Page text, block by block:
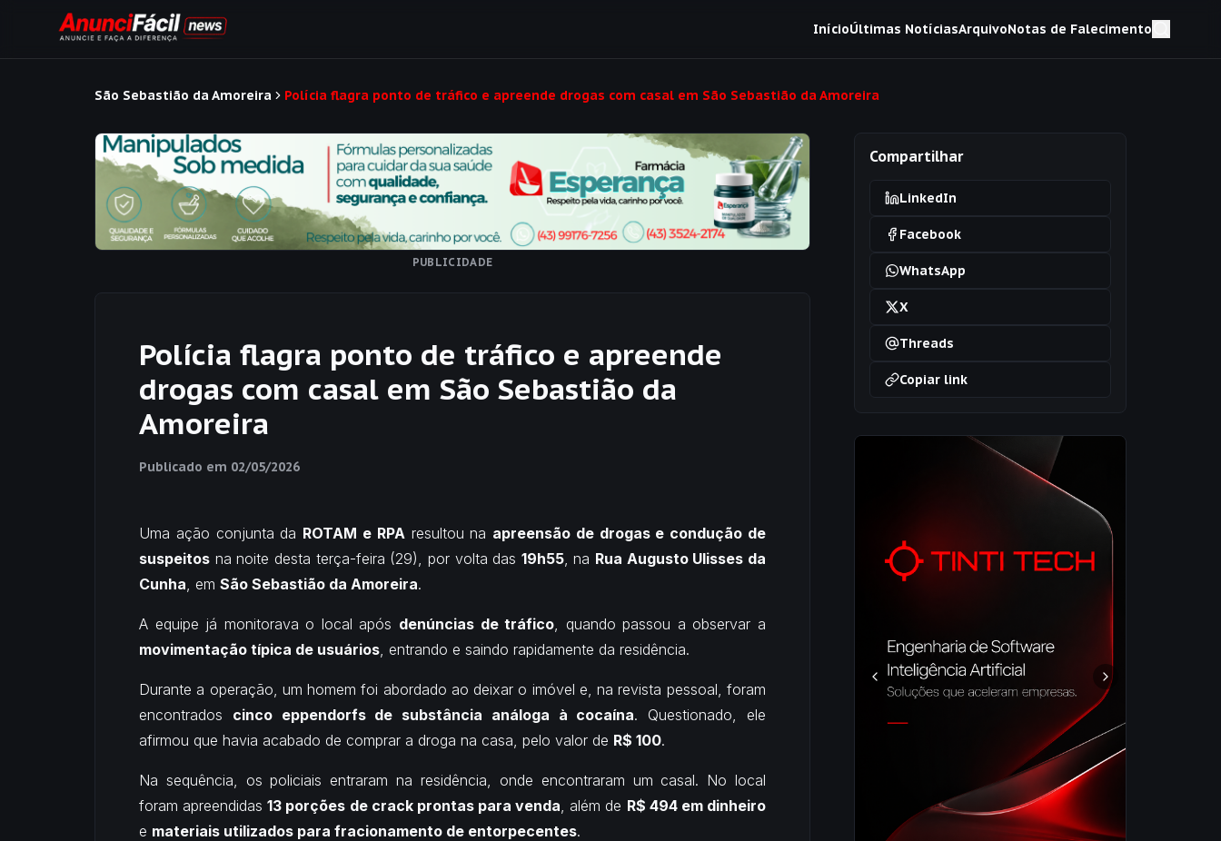
InícioÚltimas NotíciasArquivoNotas de Falecimento
São Sebastião da Amoreira Polícia flagra ponto de tráfico e apreende drogas com casal em São Sebastião da Amoreira
PUBLICIDADE
Polícia flagra ponto de tráfico e apreende
drogas com casal em São Sebastião da
Amoreira
Publicado em 02/05/2026
Uma ação conjunta da ROTAM e RPA resultou na apreensão de drogas e condução de
suspeitos na noite desta terça-feira (29), por volta das 19h55, na Rua Augusto Ulisses da
Cunha , em São Sebastião da Amoreira.
A equipe já monitorava o local após denúncias de tráfico , quando passou a observar a
movimentação típica de usuários , entrando e saindo rapidamente da residência.
Durante a operação, um homem foi abordado ao deixar o imóvel e, na revista pessoal, foram
encontrados cinco eppendorfs de substância análoga à cocaína. Questionado, ele
afirmou que havia acabado de comprar a droga na casa, pelo valor de R$ 100.
Na sequência, os policiais entraram na residência, onde encontraram um casal. No local
foram apreendidas13 porções de crack prontas para venda , além de R$ 494 em dinheiro
e materiais utilizados para fracionamento de entorpecentes.
Compartilhar
LinkedIn
Facebook
WhatsApp
X
Threads
Copiar link